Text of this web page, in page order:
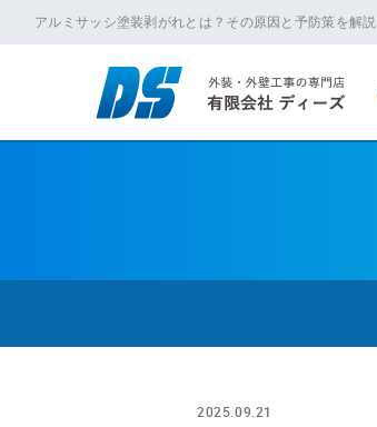
アルミサッシ塗装剥がれとは？その原因と予防策を解説
2025.09.21